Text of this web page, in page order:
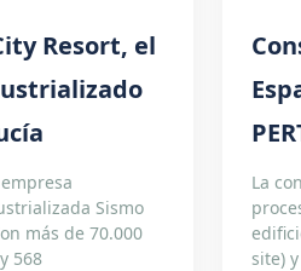
Resort, el
Sismo
más de 70.000
568
La
site)